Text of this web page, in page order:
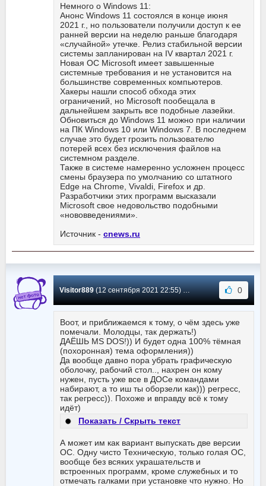
Немного о Windows 11:
Анонс Windows 11 состоялся в конце июня
2021 г., но пользователи получили доступ к ее
ранней версии на неделю раньше благодаря
«случайной» утечке. Релиз стабильной версии
системы запланирован на IV квартал 2021 г.
Новая ОС Microsoft имеет завышенные
системные требования и не установится на
большинстве современных компьютеров.
Хакеры нашли способ обхода этих
ограничений, но Microsoft пообещала в
дальнейшем закрыть все подобные лазейки.
Обновиться до Windows 11 можно при наличии
на ПК Windows 10 или Windows 7. В последнем
случае это будет грозить пользователю
потерей всех без исключения файлов на
системном разделе.
Также в системе намеренно усложнен процесс
смены браузера по умолчанию со штатного
Edge на Chrome, Vivaldi, Firefox и др.
Разработчики этих программ высказали
Microsoft свое недовольство подобными
«нововведениями».
Источник - cnews.ru
Visitor889(12 сентября 2021 22:55) Сообщение #471 0
Воот, и приближаемся к тому, о чём здесь уже
помечали. Молодцы, так держать!)
ДАЁШЬ MS DOS!)) И будет одна 100% тёмная
(похоронная) тема оформления))
Да вообще давно пора убрать графическую
оболочку, рабочий стол.., нахрен он кому
нужен, пусть уже все в ДОСе командами
набирают, а то иш ты оборзели как))) регресс,
так регресс)). Похоже и вправду всё к тому
идёт)
Показать / Скрыть текст
А может им как вариант выпускать две версии
ОС. Одну чисто Техническую, только голая ОС,
вообще без всяких украшательств и
встроенных программ, кроме служебных и то
отмечать галками при установке что нужно. Но